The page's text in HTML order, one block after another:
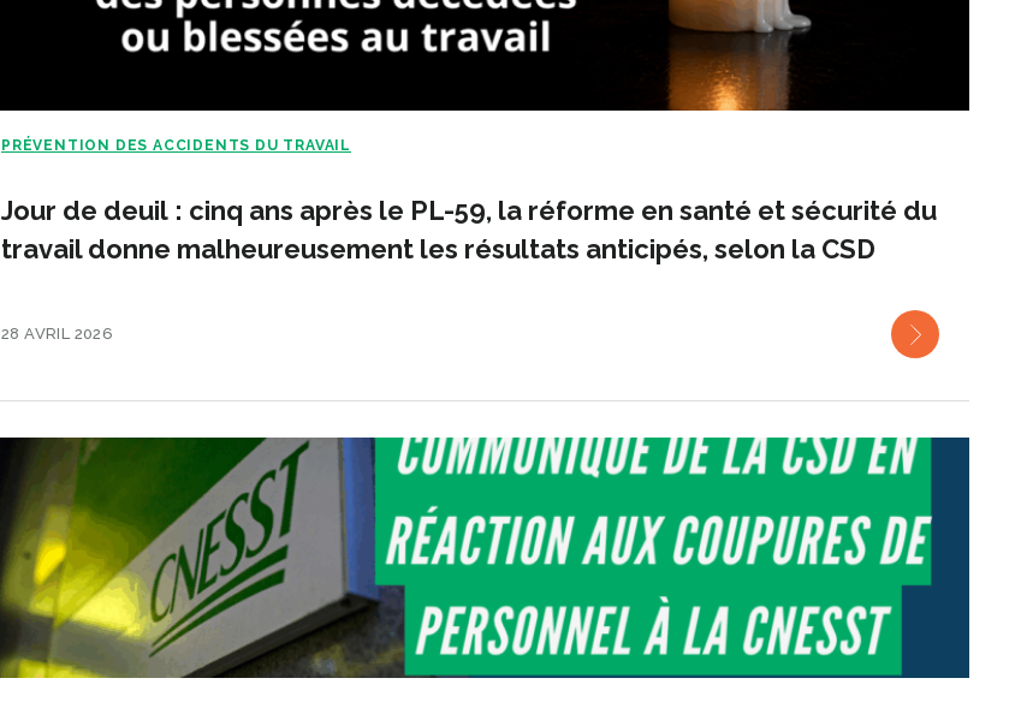
PRÉVENTION DES ACCIDENTS DU TRAVAIL
Jour de deuil : cinq ans après le PL-59, la réforme en santé et sécurité du
travail donne malheureusement les résultats anticipés, selon la CSD
28 AVRIL 2026